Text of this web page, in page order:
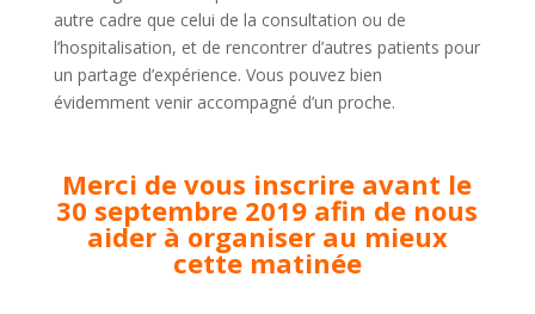
autre cadre que celui de la consultation ou de
l’hospitalisation, et de rencontrer d’autres patients pour
un partage d’expérience. Vous pouvez bien
évidemment venir accompagné d’un proche.
Merci de vous inscrire avant le
30 septembre 2019 afin de nous
aider à organiser au mieux
cette matinée